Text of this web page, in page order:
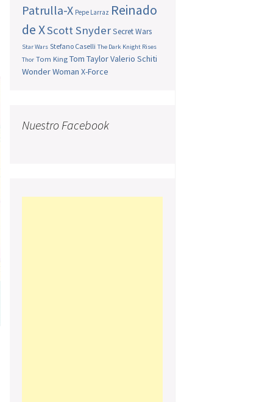
Patrulla-X Pepe Larraz Reinado
de XScott SnyderSecret Wars
Star Wars Stefano Caselli The Dark Knight Rises
Thor Tom King Tom TaylorValerio Schiti
Wonder Woman X-Force
Nuestro Facebook